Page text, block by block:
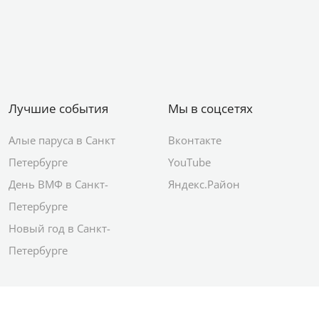
Лучшие события
Алые паруса в Санкт
Петербурге
День ВМФ в Санкт-
Петербурге
Новый год в Санкт-
Петербурге
Мы в соцсетях
Вконтакте
YouTube
Яндекс.Район